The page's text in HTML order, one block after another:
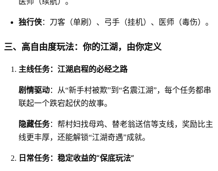
独行侠：刀客（单刷）、弓手（挂机）、医师（毒伤）。
三、高自由度玩法：你的江湖，由你定义
主线任务：江湖启程的必经之路
剧情驱动：从“新手村被欺”到“名震江湖”，每个任务都串
联起一个跌宕起伏的故事。
隐藏任务：帮村妇找母鸡、替老翁送信等支线，奖励比主
线更丰厚，还能解锁“江湖奇遇”成就。
日常任务：稳定收益的“保底玩法”